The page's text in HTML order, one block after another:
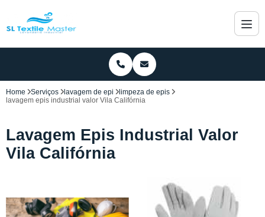
Home Serviços lavagem de epi
limpeza de epis
lavagem epis industrial valor Vila Califórnia
Lavagem Epis Industrial Valor
Vila Califórnia